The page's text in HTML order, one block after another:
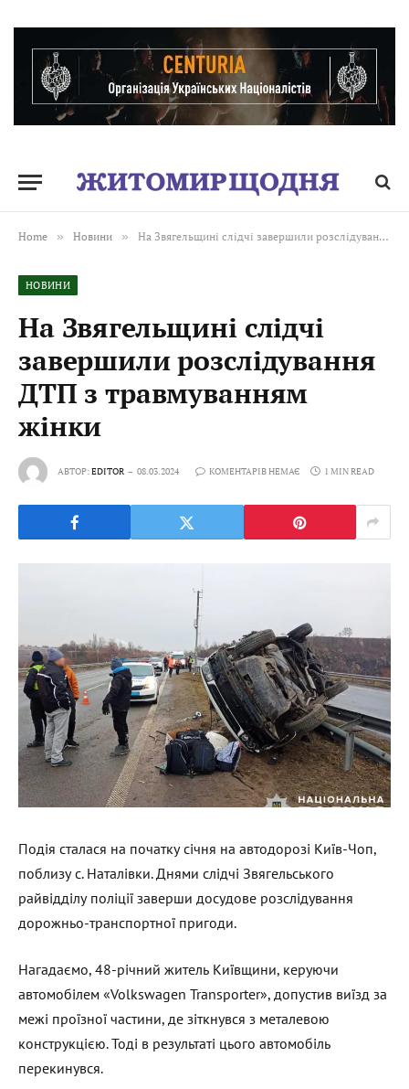
Home » Новини » На Звягельщині слідчі завершили розслідування ДТП з травмуванням жінки
НОВИНИ
На Звягельщині слідчі
завершили розслідування
ДТП з травмуванням
жінки
АВТОР:EDITOR 08.03.2024 КОМЕНТАРІВ НЕМАЄ 1 MIN READ
Подія сталася на початку січня на автодорозі Київ-Чоп,
поблизу с. Наталівки. Днями слідчі Звягельського
райвідділу поліції заверши досудове розслідування
дорожньо-транспортної пригоди.
Нагадаємо, 48-річний житель Київщини, керуючи
автомобілем «Volkswagen Transporter», допустив виїзд за
межі проїзної частини, де зіткнувся з металевою
конструкцією. Тоді в результаті цього автомобіль
перекинувся.